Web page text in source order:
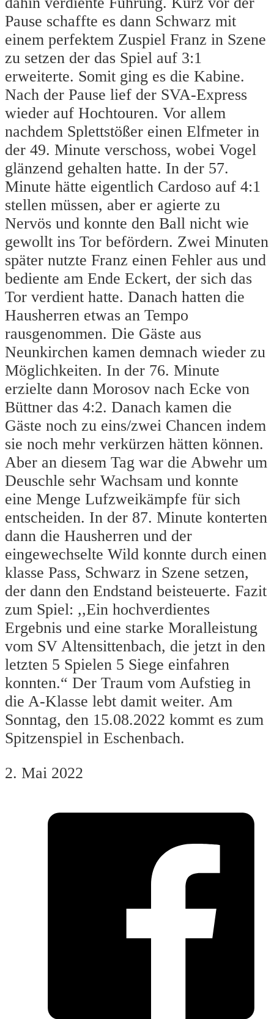
Pause schaffte es dann Schwarz mit
einem perfektem Zuspiel Franz in Szene
zu setzen der das Spiel auf 3:1
erweiterte. Somit ging es die Kabine.
Nach der Pause lief der SVA-Express
wieder auf Hochtouren. Vor allem
nachdem Splettstößer einen Elfmeter in
der 49. Minute verschoss, wobei Vogel
glänzend gehalten hatte. In der 57.
Minute hätte eigentlich Cardoso auf 4:1
stellen müssen, aber er agierte zu
Nervös und konnte den Ball nicht wie
gewollt ins Tor befördern. Zwei Minuten
später nutzte Franz einen Fehler aus und
bediente am Ende Eckert, der sich das
Tor verdient hatte. Danach hatten die
Hausherren etwas an Tempo
rausgenommen. Die Gäste aus
Neunkirchen kamen demnach wieder zu
Möglichkeiten. In der 76. Minute
erzielte dann Morosov nach Ecke von
Büttner das 4:2. Danach kamen die
Gäste noch zu eins/zwei Chancen indem
sie noch mehr verkürzen hätten können.
Aber an diesem Tag war die Abwehr um
Deuschle sehr Wachsam und konnte
eine Menge Lufzweikämpfe für sich
entscheiden. In der 87. Minute konterten
dann die Hausherren und der
eingewechselte Wild konnte durch einen
klasse Pass, Schwarz in Szene setzen,
der dann den Endstand beisteuerte. Fazit
zum Spiel: ,,Ein hochverdientes
Ergebnis und eine starke Moralleistung
vom SV Altensittenbach, die jetzt in den
letzten 5 Spielen 5 Siege einfahren
konnten.“ Der Traum vom Aufstieg in
die A-Klasse lebt damit weiter. Am
Sonntag, den 15.08.2022 kommt es zum
Spitzenspiel in Eschenbach.
2. Mai 2022